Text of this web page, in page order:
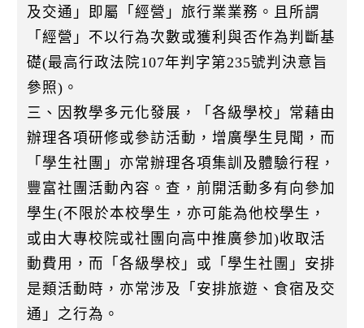
及交通」即屬「經營」旅行業業務。且所謂
「經營」不以行為次數或獲利與否作為判斷基
礎(最高行政法院107年判字第235號判決意旨
參照)。
三、因教學多元化發展，「各級學校」常藉由
辦理各項研修或參訪活動，增廣學生見聞，而
「學生社團」亦常辦理各項集訓及體驗行程，
豐富社團活動內容。查，前開活動多有向參加
學生(不限於本校學生，亦可能為他校學生，
或由大專校院或社團向高中推廣參加)收取活
動費用，而「各級學校」或「學生社團」安排
是類活動時，亦常涉及「安排旅遊、食宿及交
通」之行為。